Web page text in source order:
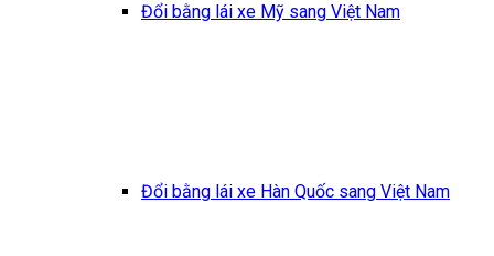
Đổi bằng lái xe Mỹ sang Việt Nam
Đổi bằng lái xe Hàn Quốc sang Việt Nam